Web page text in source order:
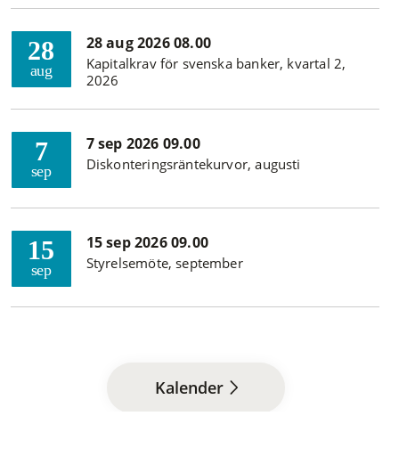
28
aug
28 aug 2026 08.00
Kapitalkrav för svenska banker, kvartal 2,
2026
7
sep
7 sep 2026 09.00
Diskonteringsräntekurvor, augusti
15
sep
15 sep 2026 09.00
Styrelsemöte, september
Kalender